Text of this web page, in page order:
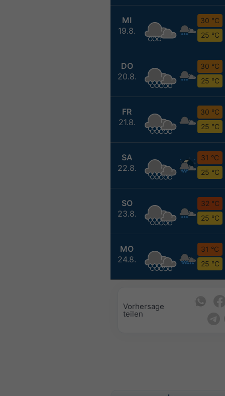
MI
19.8.
30 °C
25 °C
DO
20.8.
30 °C
25 °C
FR
21.8.
30 °C
25 °C
SA
22.8.
31 °C
25 °C
SO
23.8.
32 °C
25 °C
MO
24.8.
31 °C
25 °C
Vorhersage
teilen